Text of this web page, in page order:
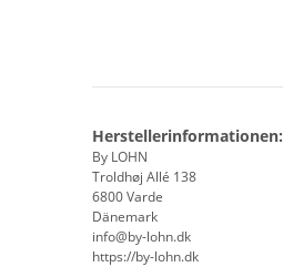
Herstellerinformationen:
By LOHN
Troldhøj Allé 138
6800 Varde
Dänemark
info@by-lohn.dk
https://by-lohn.dk